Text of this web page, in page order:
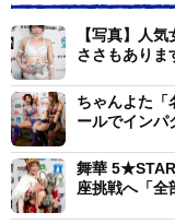
【写真】人
ささもありま
ちゃんよた「
ールでインパ
舞華
座挑戦へ「全